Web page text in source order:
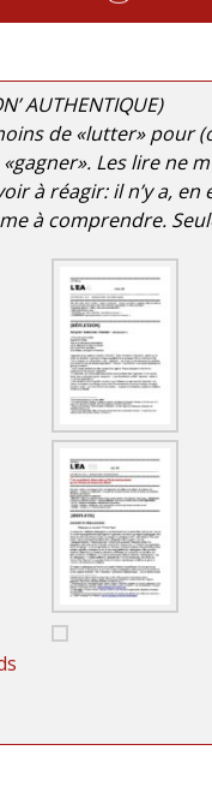
AUTHENTIQUE)
de «lutter» pour
Les lire ne
à réagir: il n’y a,
à comprendre.